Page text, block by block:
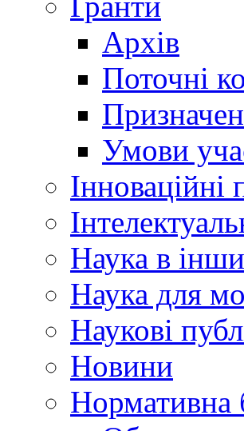
Архів
Поточні
Умови
Інноваційні
Наука в
Наука для
Наукові
Новини
Нормативна